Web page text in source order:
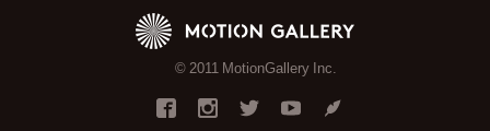
© 2011 MotionGallery Inc.